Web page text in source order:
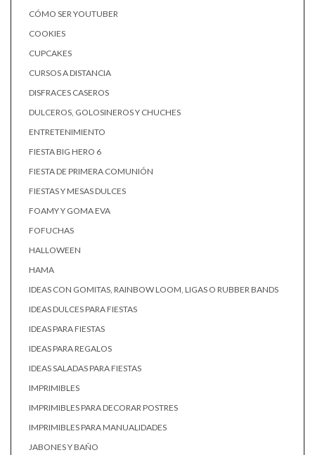
CÓMO SER YOUTUBER
COOKIES
CUPCAKES
CURSOS A DISTANCIA
DISFRACES CASEROS
DULCEROS, GOLOSINEROS Y CHUCHES
ENTRETENIMIENTO
FIESTA BIG HERO 6
FIESTA DE PRIMERA COMUNIÓN
FIESTAS Y MESAS DULCES
FOAMY Y GOMA EVA
FOFUCHAS
HALLOWEEN
HAMA
IDEAS CON GOMITAS, RAINBOW LOOM, LIGAS O RUBBER BANDS
IDEAS DULCES PARA FIESTAS
IDEAS PARA FIESTAS
IDEAS PARA REGALOS
IDEAS SALADAS PARA FIESTAS
IMPRIMIBLES
IMPRIMIBLES PARA DECORAR POSTRES
IMPRIMIBLES PARA MANUALIDADES
JABONES Y BAÑO